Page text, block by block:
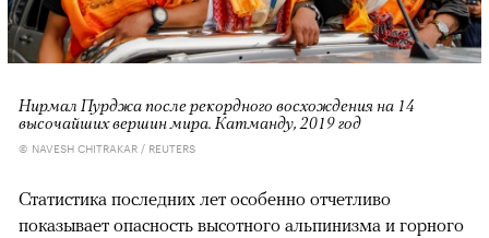
Нирмал Пурджа после рекордного восхождения на 14
высочайших вершин мира. Катманду, 2019 год
© NAVESH CHITRAKAR / REUTERS
Статистика последних лет особенно отчетливо
показывает опасность высотного альпинизма и горного